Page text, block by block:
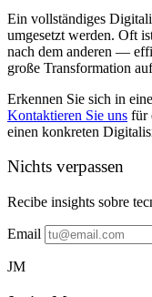
Ein vollständiges
umgesetzt werden. Oft
nach dem anderen —
große Transformation
Erkennen Sie sich in
Kontaktieren Sie uns für
einen konkreten
Nichts verpassen
Recibe insights sobre
Email
JM